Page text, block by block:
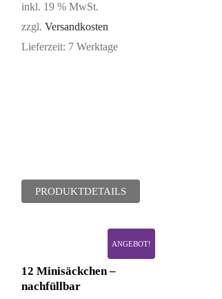
inkl. 19 % MwSt.
zzgl. Versandkosten
Lieferzeit: 7 Werktage
PRODUKTDETAILS
ANGEBOT!
12 Minisäckchen –
nachfüllbar